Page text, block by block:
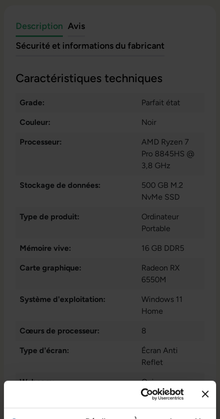
Description Avis
Sécurité et informations du fabricant
Caractéristiques techniques
Grade: Parfait état
Couleur: Noir
Processeur:
AMD Ryzen 7
Pro 8845HS @
3,8 GHz
Stockage de données:
500 GB M.2
NvMe SSD
Type de produit:
Ordinateur
Portable
Mémoire vive: 16 GB DDR5
Carte graphique:
Radeon RX
6550M
Système d'exploitation:
Windows 11
Home
Cœurs de processeur: 8
Type d'écran:
Écran Anti
Reflet
Webcam: Oui
1 x Micro-USB